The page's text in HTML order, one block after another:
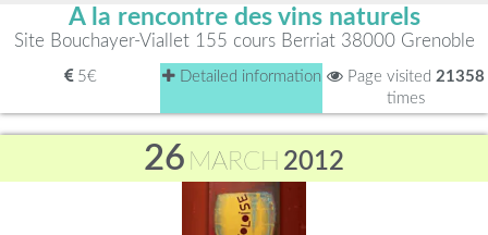
A la rencontre des vins naturels
Site Bouchayer-Viallet 155 cours Berriat 38000 Grenoble
5€ Detailed information Page visited 21358
times
26 MARCH 2012